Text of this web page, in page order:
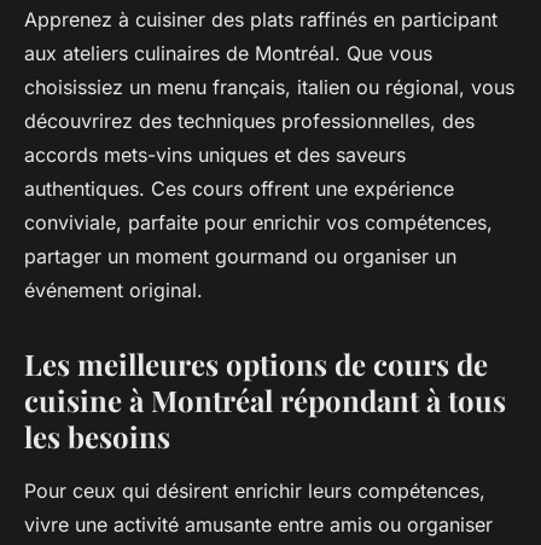
Cuisinez comme un chef :
ateliers de cuisine à Montréal
Inaya•23 juillet 2025•4 min de lecture
Apprenez à cuisiner des plats raffinés en participant
aux ateliers culinaires de Montréal. Que vous
choisissiez un menu français, italien ou régional, vous
découvrirez des techniques professionnelles, des
accords mets-vins uniques et des saveurs
authentiques. Ces cours offrent une expérience
conviviale, parfaite pour enrichir vos compétences,
partager un moment gourmand ou organiser un
événement original.
Les meilleures options de cours de
cuisine à Montréal répondant à tous
les besoins
Pour ceux qui désirent enrichir leurs compétences,
vivre une activité amusante entre amis ou organiser